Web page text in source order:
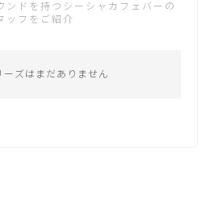
録です
ンドを持つシーシャカフェバーの
ッフをご紹介
ーズはまだありません